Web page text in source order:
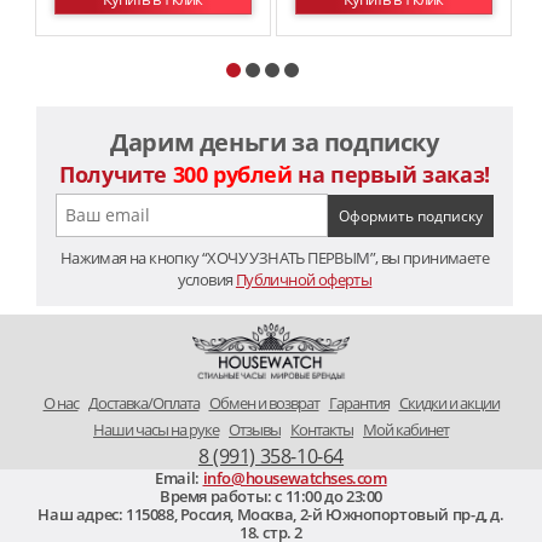
Дарим деньги за подписку
Получите 300 рублей на первый заказ!
Нажимая на кнопку “ХОЧУ УЗНАТЬ ПЕРВЫМ”, вы принимаете
условия Публичной оферты
O нас Доставка/Оплата Обмен и возврат Гарантия Скидки и акции
Наши часы на руке Отзывы Контакты Мой кабинет
8 (991) 358-10-64
Email: info@housewatchses.com
Время работы: c 11:00 до 23:00
Наш адрес: 115088, Россия, Москва 2-й Южнопортовый пр-д, д.
18. стр. 2